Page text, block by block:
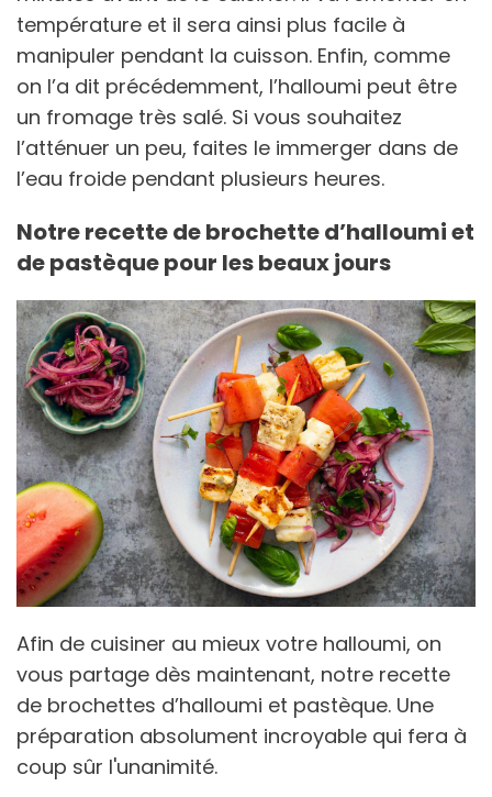
température et il sera ainsi plus facile à
manipuler pendant la cuisson. Enfin, comme
on l’a dit précédemment, l’halloumi peut être
un fromage très salé. Si vous souhaitez
l’atténuer un peu, faites le immerger dans de
l’eau froide pendant plusieurs heures.
Notre recette de brochette d’halloumi et
de pastèque pour les beaux jours
Afin de cuisiner au mieux votre halloumi, on
vous partage dès maintenant, notre recette
de brochettes d’halloumi et pastèque. Une
préparation absolument incroyable qui fera à
coup sûr l'unanimité.